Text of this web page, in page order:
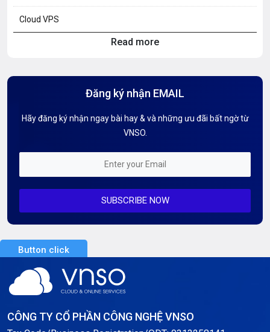
Cloud VPS
Hướng dẫn Tên miền
Kiến thức AI
Mỗi tuần 01 Server
Server Dedicated (Máy chủ riêng)
Server GPU
Server Windows
Read more
Đăng ký nhận EMAIL
Hãy đăng ký nhận ngay bài hay & và những ưu đãi bất ngờ từ
VNSO.
SUBSCRIBE NOW
Button click
CÔNG TY CỔ PHẦN CÔNG NGHỆ VNSO